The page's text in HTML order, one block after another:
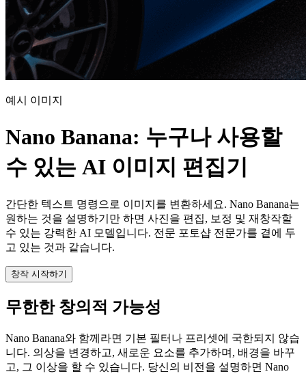
예시 이미지
Nano Banana: 누구나 사용할
수 있는 AI 이미지 편집기
간단한 텍스트 명령으로 이미지를 변환하세요. Nano Banana는
원하는 것을 설명하기만 하면 사진을 편집, 보정 및 재창작할
수 있는 강력한 AI 모델입니다. 전문 포토샵 전문가를 곁에 두
고 있는 것과 같습니다.
창작 시작하기
무한한 창의적 가능성
Nano Banana와 함께라면 기본 필터나 프리셋에 국한되지 않습
니다. 의상을 변경하고, 새로운 요소를 추가하며, 배경을 바꾸
고, 그 이상을 할 수 있습니다. 당신의 비전을 설명하면 Nano